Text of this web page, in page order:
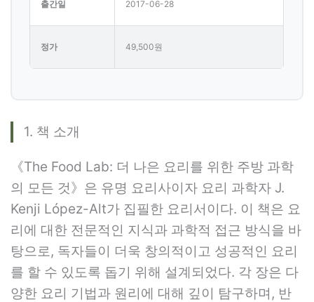
출간일 2017-06-28
정가 49,500원
1. 책 소개
《The Food Lab: 더 나은 요리를 위한 주방 과학
의 모든 것》은 유명 요리사이자 요리 과학자 J.
Kenji López-Alt가 집필한 요리서이다. 이 책은 요
리에 대한 전문적인 지식과 과학적 접근 방식을 바
탕으로, 독자들이 더욱 창의적이고 성공적인 요리
를 할 수 있도록 돕기 위해 설계되었다. 각 장은 다
양한 요리 기법과 원리에 대해 깊이 탐구하며, 반